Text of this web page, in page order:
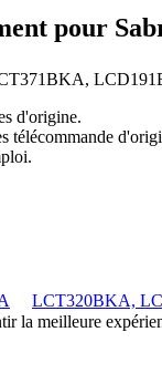
pour
d'origine.
télécommande
LCT320BKA,
la meilleure